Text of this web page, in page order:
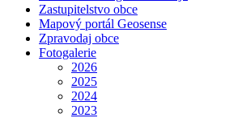
Zastupitelstvo obce
Mapový portál Geosense
Zpravodaj obce
Fotogalerie
2026
2025
2024
2023